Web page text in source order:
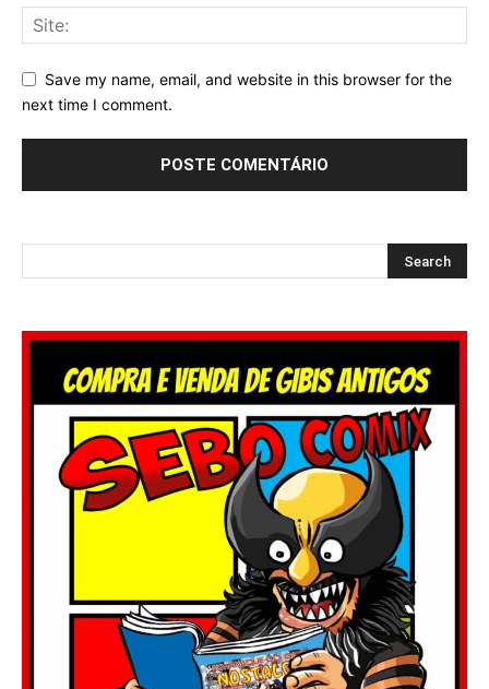
Save my name, email, and website in this browser for the
next time I comment.